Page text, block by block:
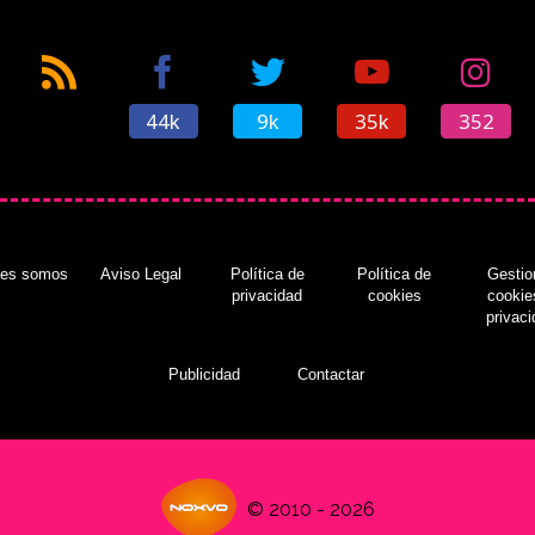
44k 9k 35k 352
somos Aviso Legal
Política de
privacidad
Política de
cookies
Publicidad Contactar
© 2010 - 2026